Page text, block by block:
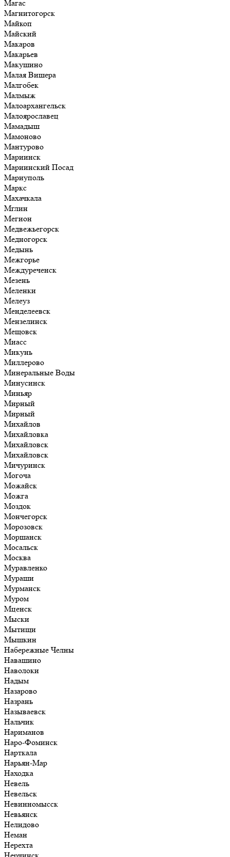
Магас
Магнитогорск
Майкоп
Майский
Макаров
Макарьев
Макушино
Малая Вишера
Малгобек
Малмыж
Малоархангельск
Малоярославец
Мамадыш
Мамоново
Мантурово
Мариинск
Мариинский Посад
Мариуполь
Маркс
Махачкала
Мглин
Мегион
Медвежьегорск
Медногорск
Медынь
Межгорье
Междуреченск
Мезень
Меленки
Мелеуз
Менделеевск
Мензелинск
Мещовск
Миасс
Микунь
Миллерово
Минеральные Воды
Минусинск
Миньяр
Мирный
Мирный
Михайлов
Михайловка
Михайловск
Михайловск
Мичуринск
Могоча
Можайск
Можга
Моздок
Мончегорск
Морозовск
Моршанск
Мосальск
Москва
Муравленко
Мураши
Мурманск
Муром
Мценск
Мыски
Мытищи
Мышкин
Набережные Челны
Навашино
Наволоки
Надым
Назарово
Назрань
Называевск
Нальчик
Нариманов
Наро-Фоминск
Нарткала
Нарьян-Мар
Находка
Невель
Невельск
Невинномысск
Невьянск
Нелидово
Неман
Нерехта